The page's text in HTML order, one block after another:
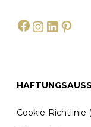
Facebook
Cookie-Richtlinie